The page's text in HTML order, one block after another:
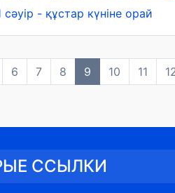
- құстар күніне орай
6 7 8 9 10 11
ССЫЛКИ